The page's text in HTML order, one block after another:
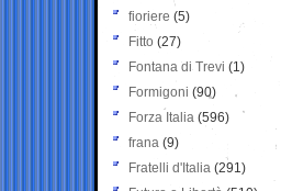
fioriere (5)
Fitto (27)
Fontana di Trevi (1)
Formigoni (90)
Forza Italia (596)
frana (9)
Fratelli d'Italia (291)